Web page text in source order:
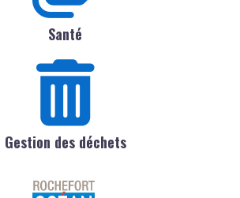
Santé
Gestion des déchets